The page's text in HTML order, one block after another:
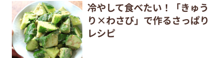
冷やして食べたい！「きゅう
り×わさび」で作るさっぱり
レシピ